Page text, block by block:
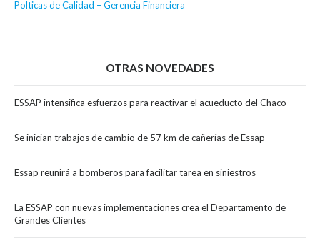
Polticas de Calidad – Gerencia Financiera
OTRAS NOVEDADES
ESSAP intensifica esfuerzos para reactivar el acueducto del Chaco
Se inician trabajos de cambio de 57 km de cañerías de Essap
Essap reunirá a bomberos para facilitar tarea en siniestros
La ESSAP con nuevas implementaciones crea el Departamento de
Grandes Clientes